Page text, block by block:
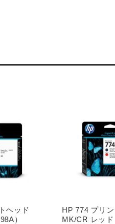
ヘッド
）
HP 774 プリ
MK/CR レッ